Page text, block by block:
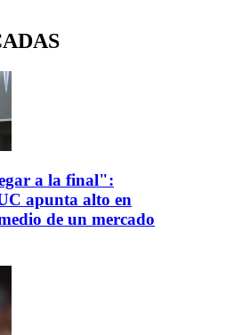
a la final":
apunta alto en
de un mercado